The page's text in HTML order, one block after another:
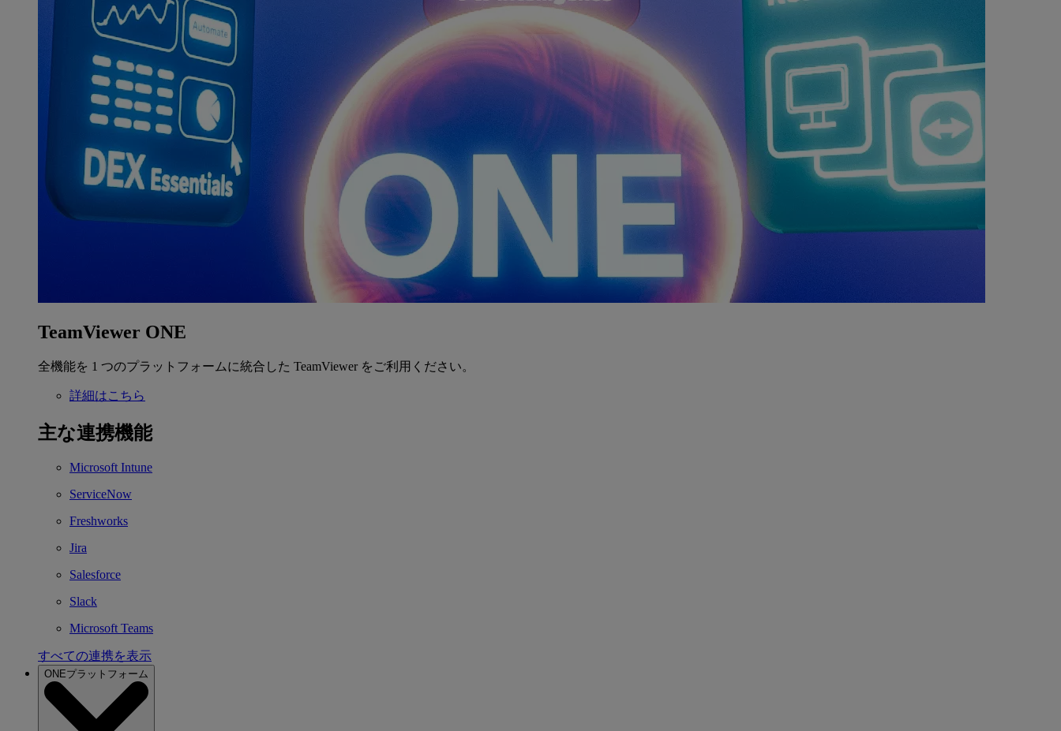
TeamViewer ONE
全機能を 1 つのプラットフォームに統合した TeamViewer をご利用ください。
詳細はこちら
主な連携機能
Microsoft Intune
ServiceNow
Freshworks
Jira
Salesforce
Slack
Microsoft Teams
すべての連携を表示
ONEプラットフォーム